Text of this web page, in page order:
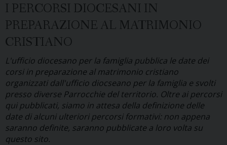
Aquileia
I PERCORSI DIOCESANI IN
PREPARAZIONE AL MATRIMONIO
CRISTIANO
L'ufficio diocesano per la famiglia pubblica le date dei
corsi in preparazione al matrimonio cristiano
organizzati dall'ufficio diocseano per la famiglia e svolti
presso diverse Parrocchie del territorio. Oltre ai percorsi
qui pubblicati, siamo in attesa della definizione delle
date di alcuni ulteriori percorsi formativi: non appena
saranno definite, saranno pubblicate a loro volta su
questo sito.